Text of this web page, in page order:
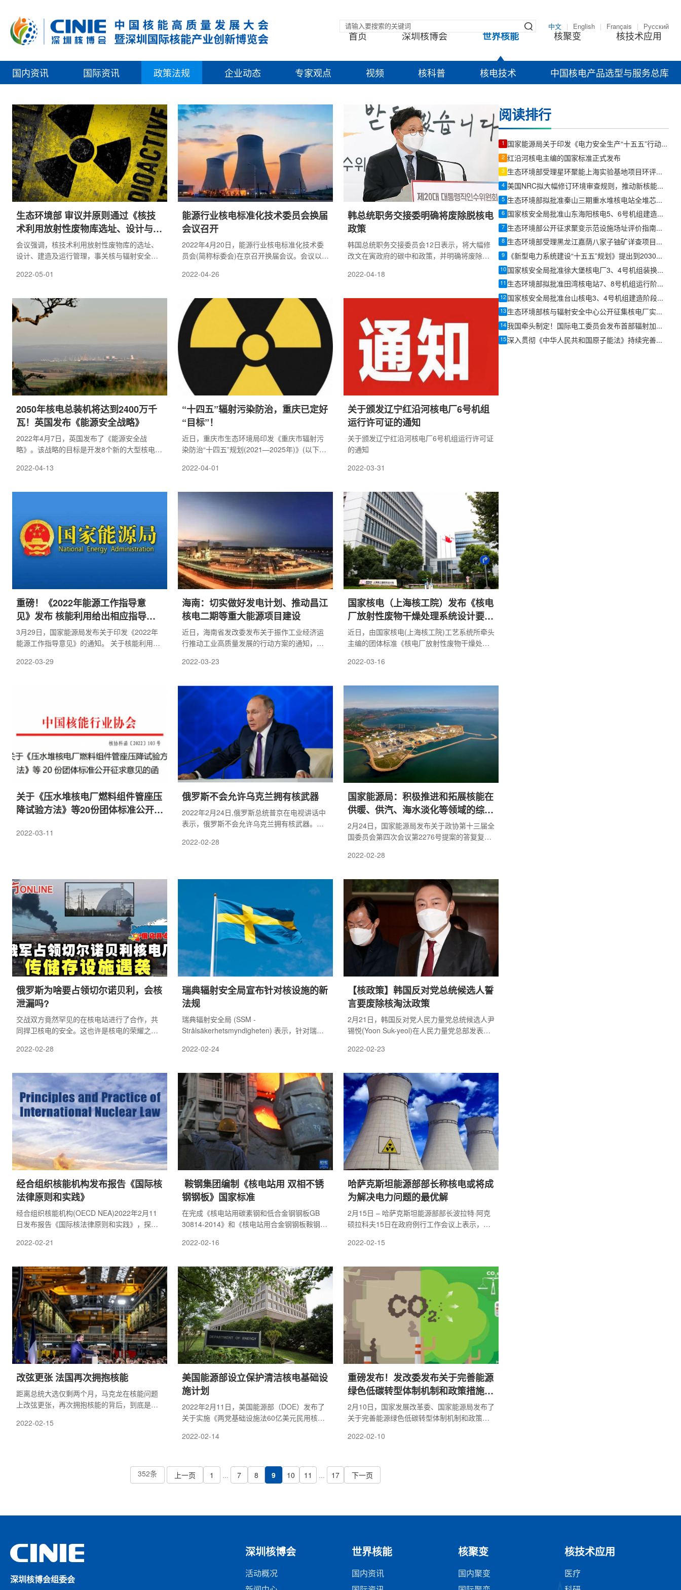
中文 English Français Русский
首页 深圳核博会 世界核能 核聚变 核技术应用
国内资讯 国际资讯 政策法规 企业动态 专家观点 视频 核科普 核电技术 中国核电产品选型与服务总库
生态环境部 审议并原则通过《核技
术利用放射性废物库选址、设计与建
造技术规范》
会议强调，核技术利用放射性废物库的选址、
设计、建造及运行管理，事关核与辐射安全，
全和人体健康具有重要意义。
2022-05-01
能源行业核电标准化技术委员会换届
会议召开
2022年4月20日，能源行业核电标准化技术委
员会(简称标委会)在京召开换届会议。会议以线
372名，366名参会。国家能源局党组成员、副
话。
2022-04-26
韩总统职务交接委明确将废除脱核电
政策
韩国总统职务交接委员会12日表示，将大幅修
改文在寅政府的碳中和政策，并明确将废除脱
的碳中和是我们应走的道路，当前的结论是新
2022-04-18
2050年核电总装机将达到2400万千
瓦！英国发布《能源安全战略》
2022年4月7日，英国发布了《能源安全战
略》。该战略的目标是开发8个新的大型核电项
核电总装机容量将达到2400万千瓦，约占英国
以外，所有反应堆都将于2030年前退役。
2022-04-13
“十四五”辐射污染防治，重庆已定好
“目标”！
近日，重庆市生态环境局印发《重庆市辐射污
染防治“十四五”规划(2021—2025年)》(以下简
的辐射监测分析实验室，进一步提升电磁环境
2022-04-01
关于颁发辽宁红沿河核电厂6号机组
运行许可证的通知
关于颁发辽宁红沿河核电厂6号机组运行许可证
的通知
2022-03-31
重磅！《2022年能源工作指导意
见》发布 核能利用给出相应指导意
见
3月29日，国家能源局发布关于印发《2022年
能源工作指导意见》的通知。 关于核能利用领
2022-03-29
海南：切实做好发电计划、推动昌江
核电二期等重大能源项目建设
近日，海南省发改委发布关于振作工业经济运
行推动工业高质量发展的行动方案的通知，其
解保供风险隐患。切实做好发电计划和煤炭采
生断供风险。鼓励企业建设或扩建储煤设施，
提高煤炭储备能力。
2022-03-23
国家核电（上海核工院）发布《核电
厂放射性废物干燥处理系统设计要
求》团体标准
近日，由国家核电(上海核工院)工艺系统所牵头
主编的团体标准《核电厂放射性废物干燥处理
准正式发布，将于2022年4月10日起正式实
2022-03-16
关于《压水堆核电厂燃料组件管座压
降试验方法》等20份团体标准公开征
2022-03-11
俄罗斯不会允许乌克兰拥有核武器
2022年2月24日,俄罗斯总统普京在电视讲话中
表示，俄罗斯不会允许乌克兰拥有核武器。乌
器。普京指出，北约主要国家在各个方面都支
2022-02-28
国家能源局：积极推进和拓展核能在
供暖、供汽、海水淡化等领域的综合
利用
2月24日，国家能源局发布关于政协第十三届全
国委员会第四次会议第2276号提案的答复复文
比重，同时积极推进和拓展核能在供暖、供
2022-02-28
俄罗斯为啥要占领切尔诺贝利，会核
泄漏吗?
交战双方竟然罕见的在核电站进行了合作，共
同捍卫核电的安全。这也许是核电的荣耀之
2022-02-28
瑞典辐射安全局宣布针对核设施的新
法规
瑞典辐射安全局 (SSM -
Strålsäkerhetsmyndigheten) 表示，针对瑞典
2022-02-24
【核政策】韩国反对党总统候选人誓
言要废除核淘汰政策
2月21日，韩国反对党人民力量党总统候选人尹
锡悦(Yoon Suk-yeol)在人民力量党总部发表讲
任总统文在寅的核电淘汰政策，尽快减少燃煤
2022-02-23
经合组织核能机构发布报告《国际核
法律原则和实践》
经合组织核能机构(OECD NEA)2022年2月11
日发布报告《国际核法律原则和实践》，探讨
法律体系，内容涉及辐射防护、核安全、环境
责任和核损害赔偿、保险以及核贸易等。
2022-02-21
​ 鞍钢集团编制《核电站用 双相不锈
钢钢板》国家标准
在完成《核电站用碳素钢和低合金钢钢板GB
30814-2014》和《核电站用合金钢钢板鞍钢
制定的基础上，鞍钢股份（000898）制造管理
用钢项目组再接再厉，编制了《核电站用双相
不锈钢钢板》国家标准。
2022-02-16
​哈萨克斯坦能源部部长称核电或将成
为解决电力问题的最优解
2月15日 – 哈萨克斯坦能源部部长波拉特·阿克
硕拉科夫15日在政府例行工作会议上表示，建
案。
2022-02-15
​改弦更张 法国再次拥抱核能
距离总统大选仅剩两个月，马克龙在核能问题
上改弦更张，再次拥抱核能的背后，到底是情
2022-02-15
​美国能源部设立保护清洁核电基础设
施计划
2022年2月11日，美国能源部（DOE）发布了
关于实施《两党基础设施法60亿美元民用核信
计划将允许美国商业反应堆业主或运营商申请
2022-02-14
重磅发布！发改委发布关于完善能源
绿色低碳转型体制机制和政策措施的
意见
​2月10日，国家发展改革委、国家能源局发布了
关于完善能源绿色低碳转型体制机制和政策措
了部署。
2022-02-10
352条 上一页 1 ... 7 8 9 10 11 ... 17 下一页
阅读排行
1 国家能源局关于印发《电力安全生产“十五五”行动计划》的通知
2 红沿河核电主编的国家标准正式发布
3 生态环境部受理星环聚能上海实验基地项目环评文件
4 美国NRC拟大幅修订环境审查规则，推动新核能项目许可提速
5 生态环境部拟批准秦山三期重水堆核电站全堆芯压力管更换项目环评
6 国家核安全局批准山东海阳核电5、6号机组建造阶段质保大纲
7 生态环境部公开征求聚变示范设施场址评价指南意见
8 生态环境部受理黑龙江嘉荫八家子铀矿详查项目环评文件
9 《新型电力系统建设“十五五”规划》提出到2030年核电装机约1.1亿千瓦
10 国家核安全局批准徐大堡核电厂3、4号机组装换料大纲
11 生态环境部拟批准田湾核电站7、8号机组运行阶段环评文件
12 国家核安全局批准台山核电3、4号机组建造阶段质量保证大纲
13 生态环境部核与辐射安全中心公开征集核电厂实物保护系统建模服务供应商
14 我国牵头制定！国际电工委员会发布首部辐射加工用电子直线加速器国际标准
15 深入贯彻《中华人民共和国原子能法》持续完善核聚变安全法规标准体系
深圳核博会组委会
深圳核博会
活动概况
世界核能
国内资讯
核聚变
国内聚变
核技术应用
医疗